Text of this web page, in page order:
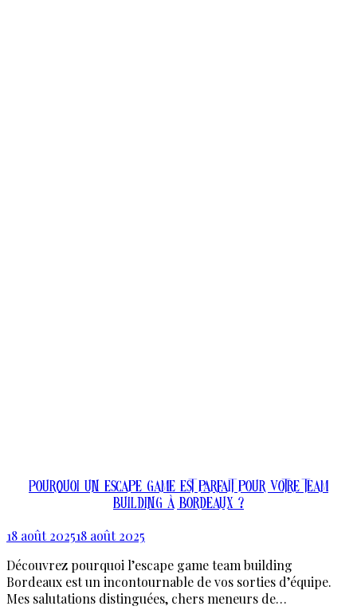
Pourquoi un escape game est parfait pour votre team
building à Bordeaux ?
18 août 202518 août 2025
Découvrez pourquoi l’escape game team building
Bordeaux est un incontournable de vos sorties d’équipe.
Mes salutations distinguées, chers meneurs de…